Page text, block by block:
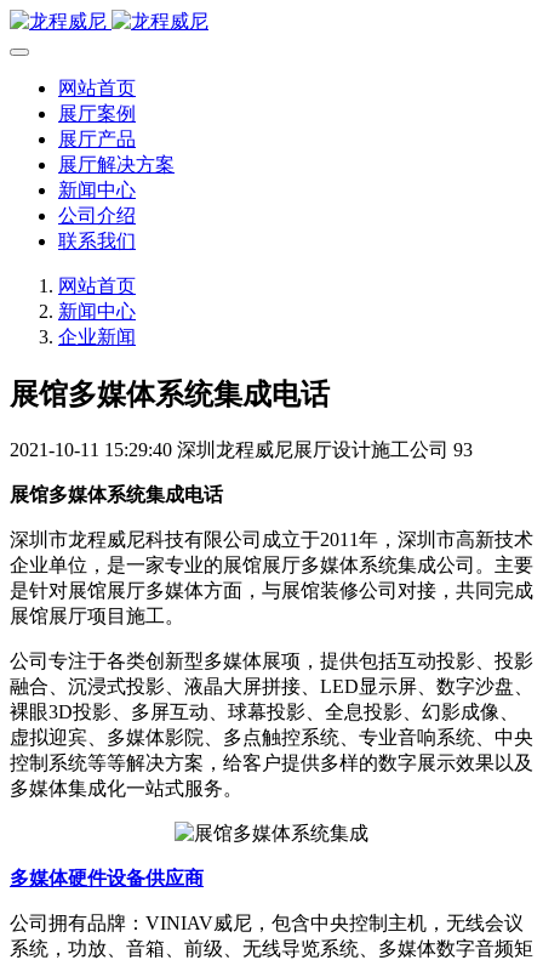
网站首页
展厅案例
展厅产品
展厅解决方案
新闻中心
公司介绍
联系我们
网站首页
新闻中心
企业新闻
展馆多媒体系统集成电话
2021-10-11 15:29:40 深圳龙程威尼展厅设计施工公司 93
展馆多媒体系统集成电话
深圳市龙程威尼科技有限公司成立于2011年，深圳市高新技术
企业单位，是一家专业的展馆展厅多媒体系统集成公司。主要
是针对展馆展厅多媒体方面，与展馆装修公司对接，共同完成
展馆展厅项目施工。
公司专注于各类创新型多媒体展项，提供包括互动投影、投影
融合、沉浸式投影、液晶大屏拼接、LED显示屏、数字沙盘、
裸眼3D投影、多屏互动、球幕投影、全息投影、幻影成像、
虚拟迎宾、多媒体影院、多点触控系统、专业音响系统、中央
控制系统等等解决方案，给客户提供多样的数字展示效果以及
多媒体集成化一站式服务。
多媒体硬件设备供应商
公司拥有品牌：VINIAV威尼，包含中央控制主机，无线会议
系统，功放、音箱、前级、无线导览系统、多媒体数字音频矩